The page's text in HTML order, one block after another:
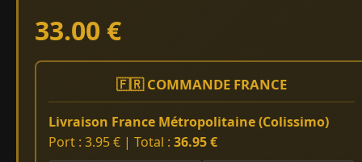
33.00 €
🇫🇷 COMMANDE FRANCE
Livraison France Métropolitaine (Colissimo)
Port : 3.95 € | Total : 36.95 €